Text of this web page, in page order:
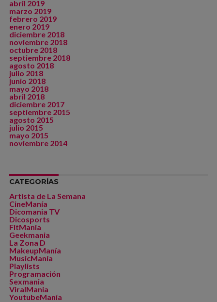
abril 2019
marzo 2019
febrero 2019
enero 2019
diciembre 2018
noviembre 2018
octubre 2018
septiembre 2018
agosto 2018
julio 2018
junio 2018
mayo 2018
abril 2018
diciembre 2017
septiembre 2015
agosto 2015
julio 2015
mayo 2015
noviembre 2014
CATEGORÍAS
Artista de La Semana
CineManía
Dicomania TV
Dicosports
FitMania
Geekmania
La Zona D
MakeupManía
MusicManía
Playlists
Programación
Sexmania
ViralMania
YoutubeManía